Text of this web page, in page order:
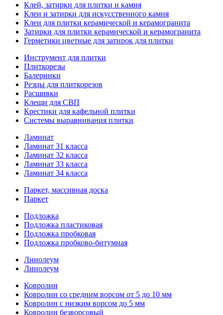
Клей, затирки для плитки и камня
Клеи и затирки для искусственного камня
Клеи для плитки керамической и керамогранита
Затирки для плитки керамической и керамогранита
Герметики цветные для затирок для плитки
Инструмент для плитки
Плиткорезы
Балеринки
Резцы для плиткорезов
Расшивки
Клещи для СВП
Крестики для кафельной плитки
Системы выравнивания плитки
Ламинат
Ламинат 31 класса
Ламинат 32 класса
Ламинат 33 класса
Ламинат 34 класса
Паркет, массивная доска
Паркет
Подложка
Подложка пластиковая
Подложка пробковая
Подложка пробково-битумная
Линолеум
Линолеум
Ковролин
Ковролин со средним ворсом от 5 до 10 мм
Ковролин с низким ворсом до 5 мм
Ковролин безворсовый